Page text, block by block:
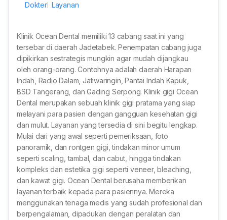
Dokter Layanan
Klinik Ocean Dental memiliki 13 cabang saat ini yang
tersebar di daerah Jadetabek. Penempatan cabang juga
dipikirkan sestrategis mungkin agar mudah dijangkau
oleh orang-orang. Contohnya adalah daerah Harapan
Indah, Radio Dalam, Jatiwaringin, Pantai Indah Kapuk,
BSD Tangerang, dan Gading Serpong. Klinik gigi Ocean
Dental merupakan sebuah klinik gigi pratama yang siap
melayani para pasien dengan gangguan kesehatan gigi
dan mulut. Layanan yang tersedia di sini begitu lengkap.
Mulai dari yang awal seperti pemeriksaan, foto
panoramik, dan rontgen gigi, tindakan minor umum
seperti scaling, tambal, dan cabut, hingga tindakan
kompleks dan estetika gigi seperti veneer, bleaching,
dan kawat gigi. Ocean Dental berusaha memberikan
layanan terbaik kepada para pasiennya. Mereka
menggunakan tenaga medis yang sudah profesional dan
berpengalaman, dipadukan dengan peralatan dan